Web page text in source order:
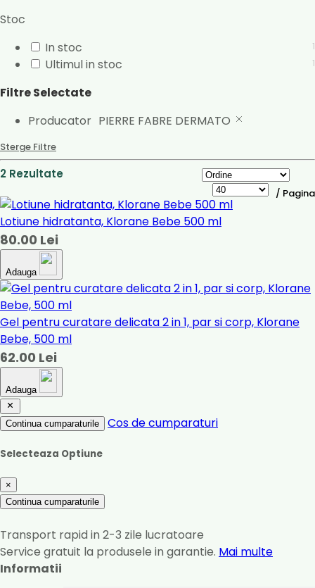
Stoc
In stoc
1
Ultimul in stoc 1
Filtre Selectate
Producator PIERRE FABRE DERMATO
Sterge Filtre
2 Rezultate
/ Pagina
Lotiune hidratanta, Klorane Bebe 500 ml
80.00 Lei
Adauga
Gel pentru curatare delicata 2 in 1, par si corp, Klorane
Bebe, 500 ml
62.00 Lei
Adauga
Continua cumparaturile Cos de cumparaturi
Selecteaza Optiune
×
Continua cumparaturile
Transport rapid in 2-3 zile lucratoare
Service gratuit la produsele in garantie. Mai multe
Informatii